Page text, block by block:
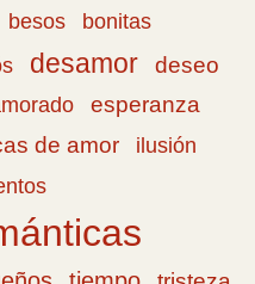
besos
bonitas
desamor deseo
esperanza
de amor
ilusión